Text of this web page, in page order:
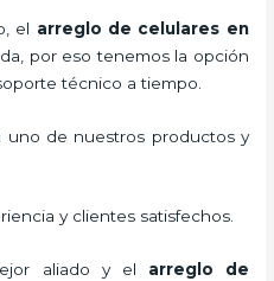
el arreglo de celulares en
por eso tenemos la opción
técnico a tiempo.
uno de nuestros productos y
y clientes satisfechos.
aliado y el arreglo de